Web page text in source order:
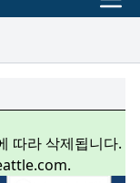
따라 삭제됩니다.